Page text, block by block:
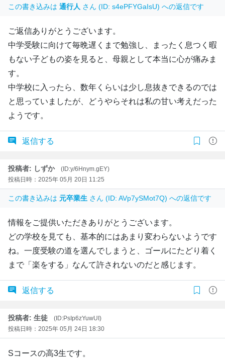
この書き込みは 通行人 さん (ID: s4ePFYGaIsU) への返信です
ご返信ありがとうございます。
中学受験に向けて毎晩遅くまで勉強し、まったく息つく暇
もない子どもの姿を見ると、母親として本当に心が痛みま
す。
中学校に入ったら、数年くらいは少し息抜きできるのでは
と思っていましたが、どうやらそれは私の甘い考えだった
ようです。
返信する
投稿者: しずか
(ID:y/6Hnym.gEY)
投稿日時：2025年 05月 20日 11:25
この書き込みは 元卒業生 さん (ID: AVp7ySMot7Q) への返信です
情報をご提供いただきありがとうございます。
どの学校を見ても、基本的にはあまり変わらないようです
ね。一度受験の道を選んでしまうと、ゴールにたどり着く
まで「楽をする」なんて許されないのだと感じます。
返信する
投稿者: 生徒
(ID:PsIp6zYuwUI)
投稿日時：2025年 05月 24日 18:30
Sコースの高3生です。